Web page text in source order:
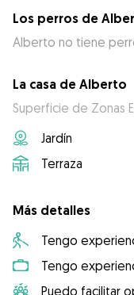
Los perros de
Alberto no tiene
La casa de Alberto
Superficie de Zonas
Jardín
Terraza
Más detalles
Tengo
Tengo
Puedo facilitar